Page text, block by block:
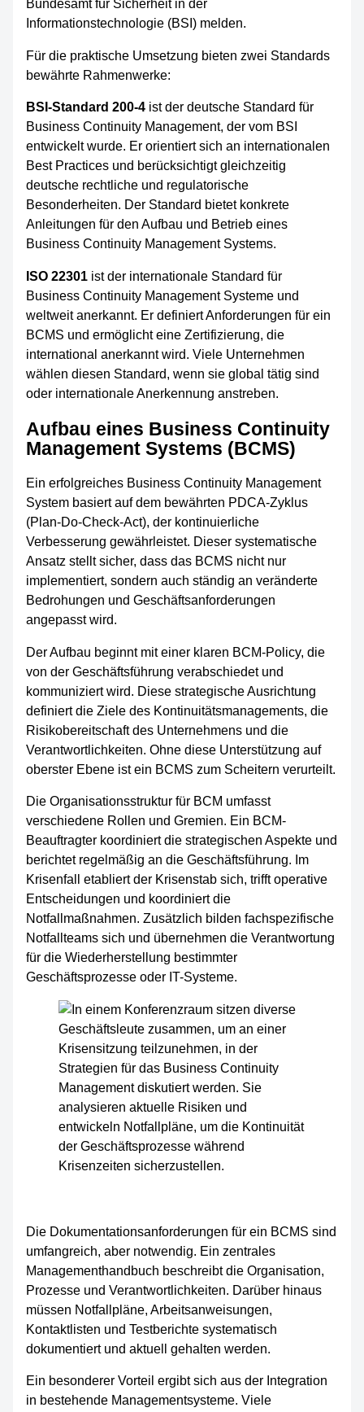
Bundesamt für Sicherheit in der
Informationstechnologie (BSI) melden.
Für die praktische Umsetzung bieten zwei Standards
bewährte Rahmenwerke:
BSI-Standard 200-4ist der deutsche Standard für
Business Continuity Management, der vom BSI
entwickelt wurde. Er orientiert sich an internationalen
Best Practices und berücksichtigt gleichzeitig
deutsche rechtliche und regulatorische
Besonderheiten. Der Standard bietet konkrete
Anleitungen für den Aufbau und Betrieb eines
Business Continuity Management Systems.
ISO 22301ist der internationale Standard für
Business Continuity Management Systeme und
weltweit anerkannt. Er definiert Anforderungen für ein
BCMS und ermöglicht eine Zertifizierung, die
international anerkannt wird. Viele Unternehmen
wählen diesen Standard, wenn sie global tätig sind
oder internationale Anerkennung anstreben.
Aufbau eines Business Continuity
Management Systems (BCMS)
Ein erfolgreiches Business Continuity Management
System basiert auf dem bewährten PDCA-Zyklus
(Plan-Do-Check-Act), der kontinuierliche
Verbesserung gewährleistet. Dieser systematische
Ansatz stellt sicher, dass das BCMS nicht nur
implementiert, sondern auch ständig an veränderte
Bedrohungen und Geschäftsanforderungen
angepasst wird.
Der Aufbau beginnt mit einer klaren BCM-Policy, die
von der Geschäftsführung verabschiedet und
kommuniziert wird. Diese strategische Ausrichtung
definiert die Ziele des Kontinuitätsmanagements, die
Risikobereitschaft des Unternehmens und die
Verantwortlichkeiten. Ohne diese Unterstützung auf
oberster Ebene ist ein BCMS zum Scheitern verurteilt.
Die Organisationsstruktur für BCM umfasst
verschiedene Rollen und Gremien. Ein BCM-
Beauftragter koordiniert die strategischen Aspekte und
berichtet regelmäßig an die Geschäftsführung. Im
Krisenfall etabliert der Krisenstab sich, trifft operative
Entscheidungen und koordiniert die
Notfallmaßnahmen. Zusätzlich bilden fachspezifische
Notfallteams sich und übernehmen die Verantwortung
für die Wiederherstellung bestimmter
Geschäftsprozesse oder IT-Systeme.
Die Dokumentationsanforderungen für ein BCMS sind
umfangreich, aber notwendig. Ein zentrales
Managementhandbuch beschreibt die Organisation,
Prozesse und Verantwortlichkeiten. Darüber hinaus
müssen Notfallpläne, Arbeitsanweisungen,
Kontaktlisten und Testberichte systematisch
dokumentiert und aktuell gehalten werden.
Ein besonderer Vorteil ergibt sich aus der Integration
in bestehende Managementsysteme. Viele